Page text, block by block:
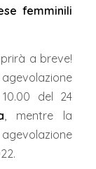
femminili
a breve!
del 24
, mentre la